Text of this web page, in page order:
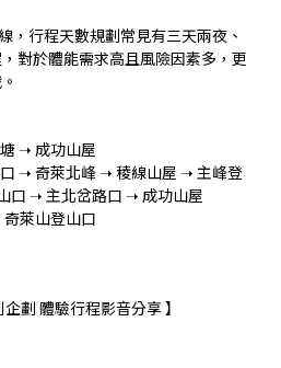
，行程天數規劃常見有三天兩夜、
對於體能需求高且風險因素多，更
➝ 成功山屋
➝ 奇萊北峰 ➝ 稜線山屋 ➝ 主峰登
口 ➝ 主北岔路口 ➝ 成功山屋
萊山登山口
劃 體驗行程影音分享 】